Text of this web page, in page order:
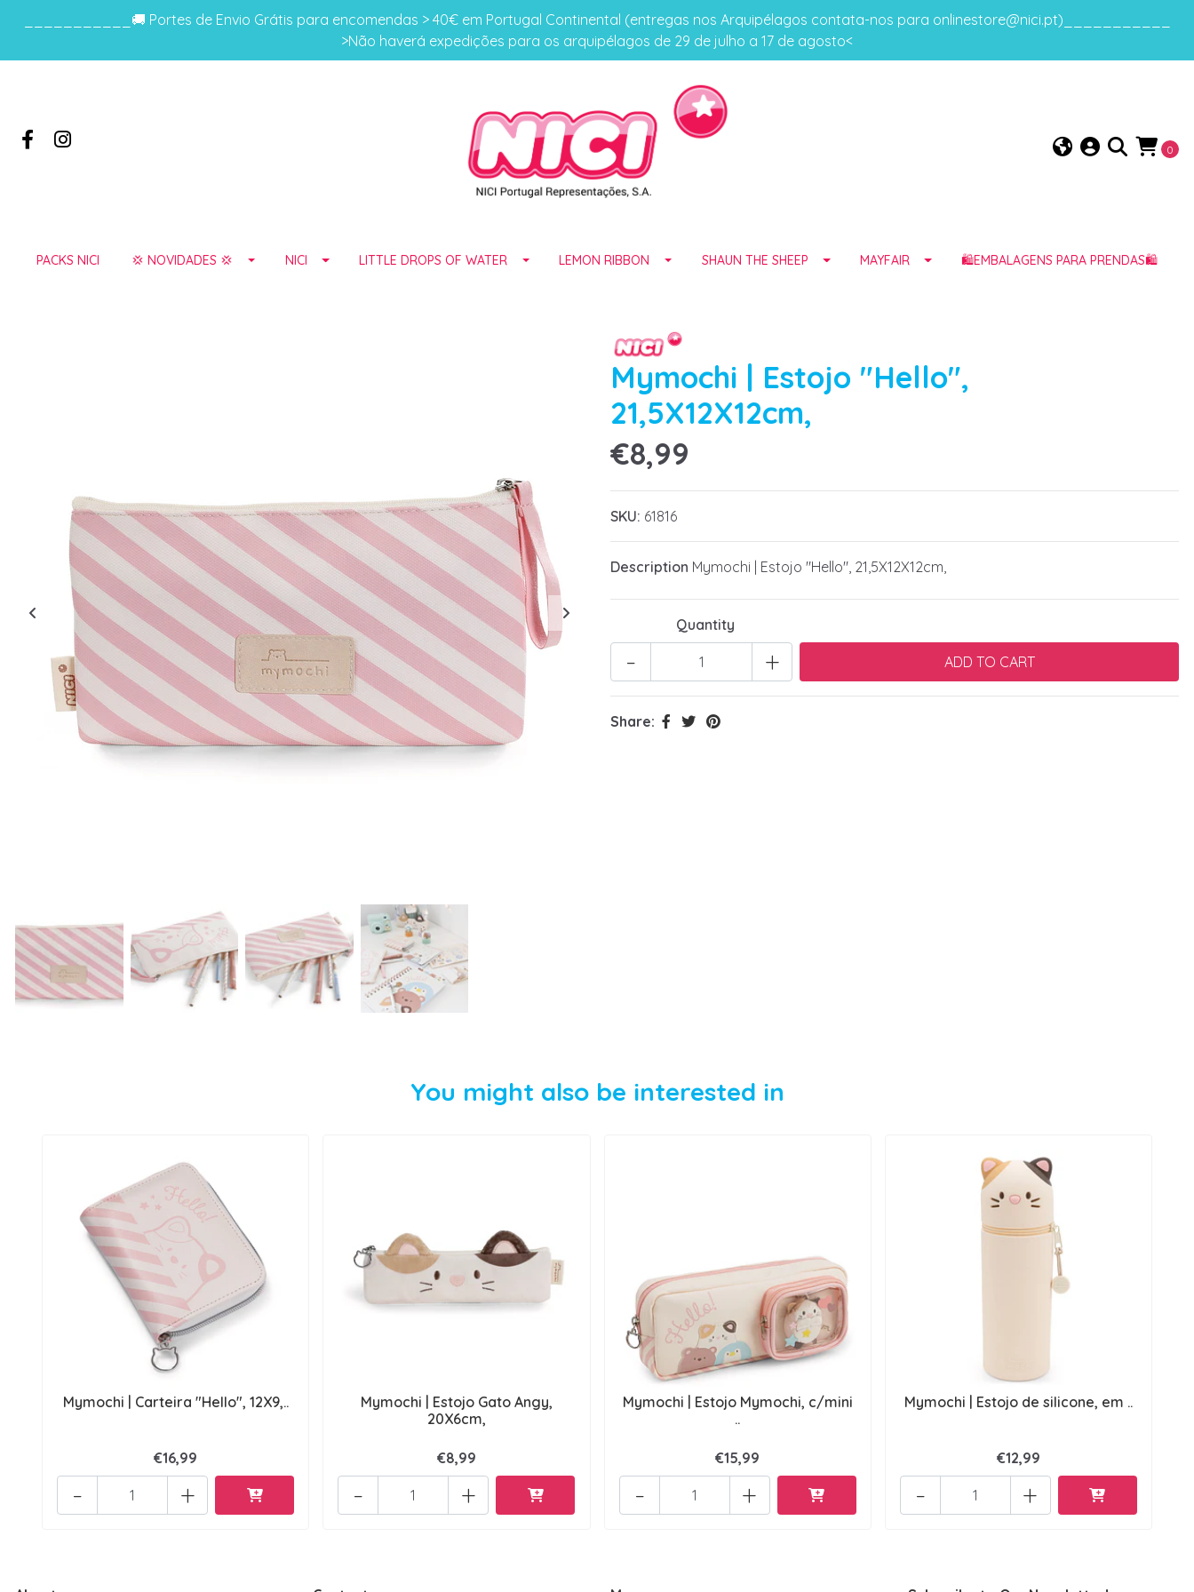
___________🚚 Portes de Envio Grátis para encomendas > 40€ em Portugal Continental (entregas nos Arquipélagos contata-nos para onlinestore@nici.pt)___________
>Não haverá expedições para os arquipélagos de 29 de julho a 17 de agosto<
0
PACKS NICI 💢 NOVIDADES 💢 NICI LITTLE DROPS OF WATER LEMON RIBBON SHAUN THE SHEEP MAYFAIR 🛍️EMBALAGENS PARA PRENDAS🛍️
Mymochi | Estojo "Hello",
21,5X12X12cm,
€8,99
SKU: 61816
Description Mymochi | Estojo "Hello", 21,5X12X12cm,
Quantity
+
-
Share:
You might also be interested in
Mymochi | Carteira "Hello", 12X9,..
€16,99
+
-
Mymochi | Estojo Gato Angy,
20X6cm,
€8,99
+
-
Mymochi | Estojo Mymochi, c/mini
..
€15,99
+
-
Mymochi | Estojo de silicone, em ..
€12,99
+
-